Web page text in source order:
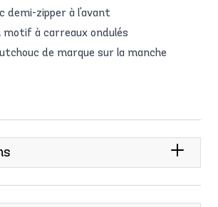
demi-zipper à l'avant
motif à carreaux ondulés
de marque sur la manche